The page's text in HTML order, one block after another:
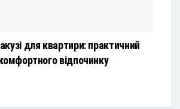
для квартири: практичний
відпочинку